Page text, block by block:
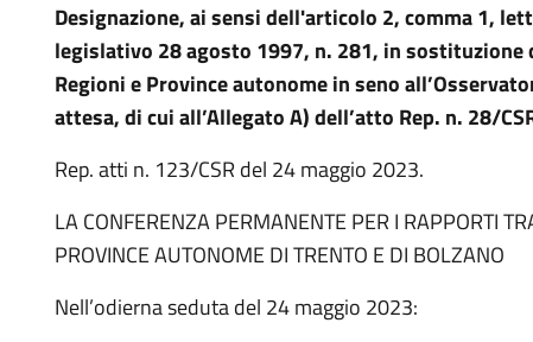
Designazione, ai sensidell'articolo 2, comma 1,
legislativo 28agosto 1997, n. 281, in sostituzione
Regioni e Province autonome in seno
attesa, di cui all’Allegato A) dell’atto Rep. n. 28/
Rep. atti n. 123/CSR del 24 maggio 2023.
LA CONFERENZA PERMANENTE PER I RAPPORTI
PROVINCE AUTONOME DI TRENTO E DI BOLZANO
Nell’odierna seduta del 24 maggio 2023: